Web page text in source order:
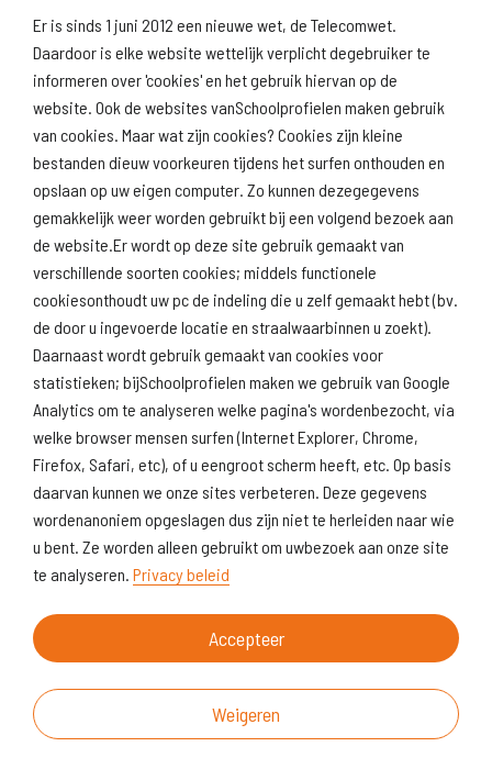
Er is sinds 1 juni 2012 een nieuwe wet, de Telecomwet.
Daardoor is elke website wettelijk verplicht degebruiker te
informeren over 'cookies' en het gebruik hiervan op de
website. Ook de websites vanSchoolprofielen maken gebruik
van cookies. Maar wat zijn cookies? Cookies zijn kleine
bestanden dieuw voorkeuren tijdens het surfen onthouden en
opslaan op uw eigen computer. Zo kunnen dezegegevens
gemakkelijk weer worden gebruikt bij een volgend bezoek aan
de website.Er wordt op deze site gebruik gemaakt van
verschillende soorten cookies; middels functionele
cookiesonthoudt uw pc de indeling die u zelf gemaakt hebt (bv.
de door u ingevoerde locatie en straalwaarbinnen u zoekt).
Daarnaast wordt gebruik gemaakt van cookies voor
statistieken; bijSchoolprofielen maken we gebruik van Google
Analytics om te analyseren welke pagina's wordenbezocht, via
welke browser mensen surfen (Internet Explorer, Chrome,
Firefox, Safari, etc), of u eengroot scherm heeft, etc. Op basis
daarvan kunnen we onze sites verbeteren. Deze gegevens
wordenanoniem opgeslagen dus zijn niet te herleiden naar wie
u bent. Ze worden alleen gebruikt om uwbezoek aan onze site
te analyseren. Privacy beleid
Accepteer
Weigeren
Download
schoolprofiel
Naar
schoolresultaten
Naar scholenopdekaart.nl